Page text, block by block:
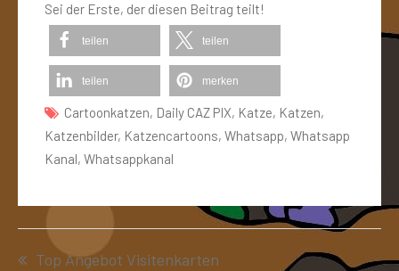
Sei der Erste, der diesen Beitrag teilt!
teilen teilen
teilen merken
Cartoonkatzen, Daily CAZ PIX, Katze, Katzen,
Katzenbilder, Katzencartoons, Whatsapp, Whatsapp
Kanal, Whatsappkanal
Top Angebot Visitenkarten